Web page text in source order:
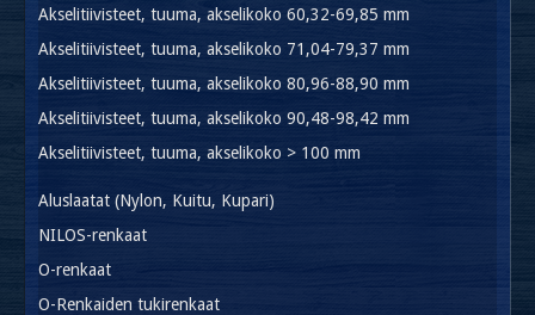
Akselitiivisteet, tuuma, akselikoko 60,32-69,85 mm
Akselitiivisteet, tuuma, akselikoko 71,04-79,37 mm
Akselitiivisteet, tuuma, akselikoko 80,96-88,90 mm
Akselitiivisteet, tuuma, akselikoko 90,48-98,42 mm
Akselitiivisteet, tuuma, akselikoko > 100 mm
Aluslaatat (Nylon, Kuitu, Kupari)
NILOS-renkaat
O-renkaat
O-Renkaiden tukirenkaat